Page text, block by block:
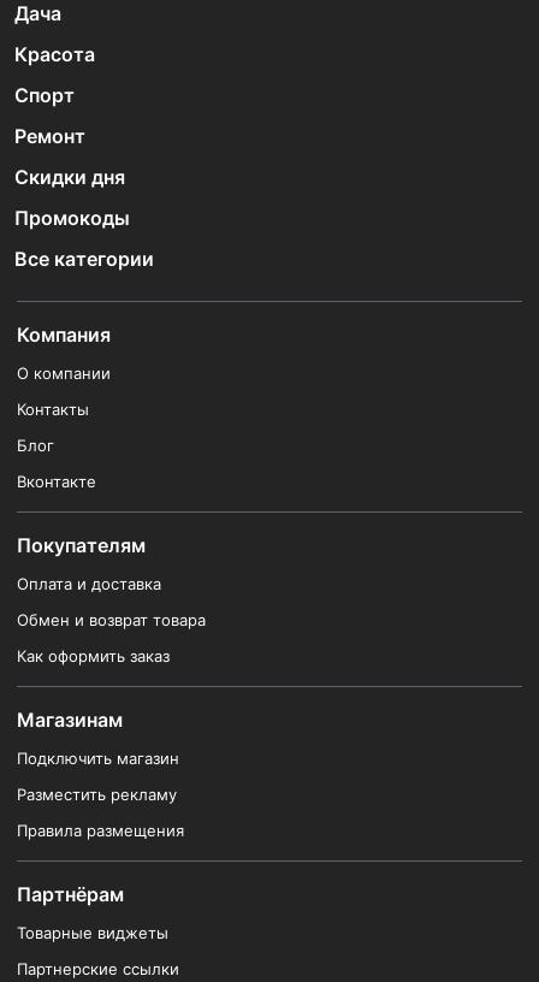
Дача
Красота
Спорт
Ремонт
Скидки дня
Промокоды
Все категории
Компания
О компании
Контакты
Блог
Вконтакте
Покупателям
Оплата и доставка
Обмен и возврат товара
Как оформить заказ
Магазинам
Подключить магазин
Разместить рекламу
Правила размещения
Партнёрам
Товарные виджеты
Партнерские ссылки